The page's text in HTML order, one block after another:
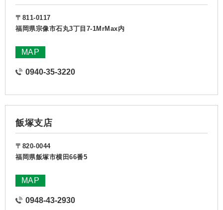
〒811-0117
福岡県宗像市石丸3丁目7-1MrMax内
MAP
0940-35-3220
飯塚支店
〒820-0044
福岡県飯塚市横田66番5
MAP
0948-43-2930